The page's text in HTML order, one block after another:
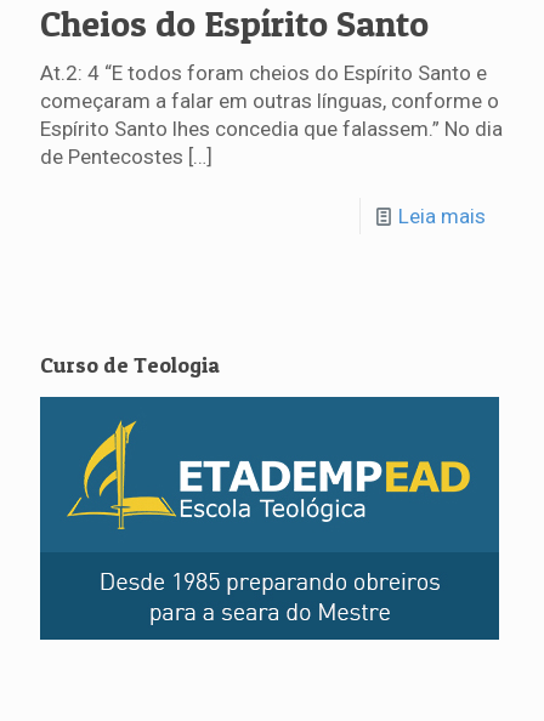
Cheios do Espírito Santo
At.2: 4 “E todos foram cheios do Espírito Santo e
começaram a falar em outras línguas, conforme o
Espírito Santo lhes concedia que falassem.” No dia
de Pentecostes […]
Leia mais
Curso de Teologia